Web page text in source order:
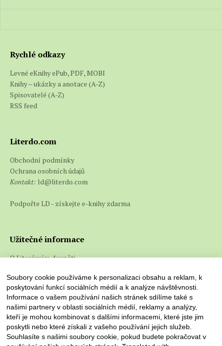
Rychlé odkazy
Levné eKnihy ePub, PDF, MOBI
Knihy – ukázky a anotace (A-Z)
Spisovatelé (A-Z)
RSS feed
Literdo.com
Obchodní podmínky
Ochrana osobních údajů
Kontakt: ld@literdo.com
Podpořte LD - získejte e-knihy zdarma
Užitečné informace
O Literárním doupěti
Soubory cookie používáme k personalizaci obsahu a reklam, k
poskytování funkcí sociálních médií a k analýze návštěvnosti.
Informace o vašem používání našich stránek sdílíme také s
našimi partnery v oblasti sociálních médií, reklamy a analýzy,
kteří je mohou kombinovat s dalšími informacemi, které jste jim
poskytli nebo které získali z vašeho používání jejich služeb.
Souhlasíte s našimi soubory cookie, pokud budete pokračovat v